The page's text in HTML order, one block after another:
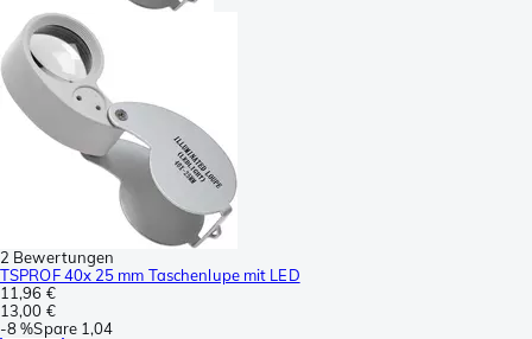
2 Bewertungen
TSPROF 40x 25 mm Taschenlupe mit LED
11,96 €
13,00 €
-8 %Spare 1,04